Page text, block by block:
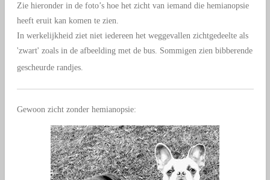
Zie hieronder in de foto’s hoe het zicht van iemand die hemianopsie
heeft eruit kan komen te zien.
In werkelijkheid ziet niet iedereen het weggevallen zichtgedeelte als
'zwart' zoals in de afbeelding met de bus. Sommigen zien bibberende
gescheurde randjes.
Gewoon zicht zonder hemianopsie: